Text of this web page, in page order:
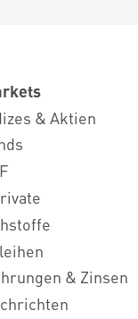
& Aktien
& Zinsen